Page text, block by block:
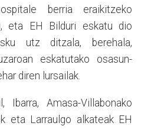
berria eraikitzeko
eta EH Bilduri eskatu dio
utz ditzala, berehala,
eskatutako osasun-
diren lursailak.
Ibarra, Amasa-Villabonako
eta Larraulgo alkateak EH